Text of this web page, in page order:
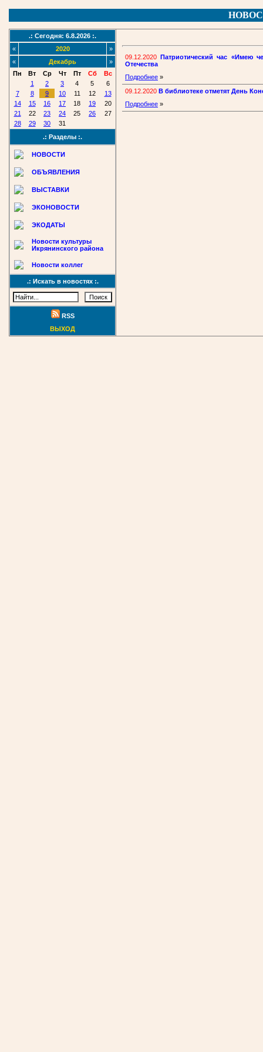
.: Сегодня: 6.8.2026 :.
«
2020
»
«
Декабрь
»
Пн
Вт Ср Чт Пт Сб
Вс
1
2 3 4 5
6
7
8 9 10 11 12
13
14
15 16 17 18 19
20
21
22 23 24 25 26
27
28
29 30
31
.: Разделы :.
НОВОСТИ
ОБЪЯВЛЕНИЯ
ВЫСТАВКИ
ЭКОНОВОСТИ
ЭКОДАТЫ
Новости культуры
Икрянинского района
Новости коллег
.: Искать в новостях :.
RSS
ВЫХОД
09.12.2020 Патриотический час «Имею
Отечества
Подробнее »
09.12.2020 В библиотеке отметят День
Подробнее »